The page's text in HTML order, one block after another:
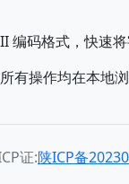
编码格式，快速
有操作均在本地
证:陕ICP备